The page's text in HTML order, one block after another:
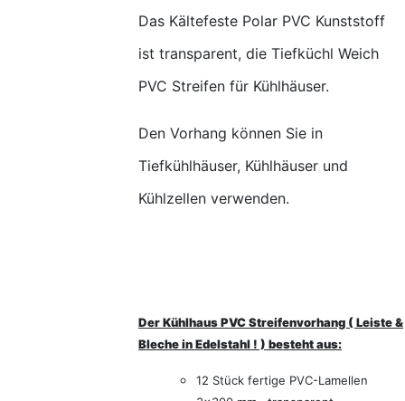
Das Kältefeste Polar PVC Kunststoff
ist transparent, die Tiefküchl Weich
PVC Streifen für Kühlhäuser.
Den Vorhang können Sie in
Tiefkühlhäuser, Kühlhäuser und
Kühlzellen verwenden.
Der Kühlhaus PVC Streifenvorhang ( Leiste &
Bleche in Edelstahl ! ) besteht aus:
12 Stück fertige PVC-Lamellen